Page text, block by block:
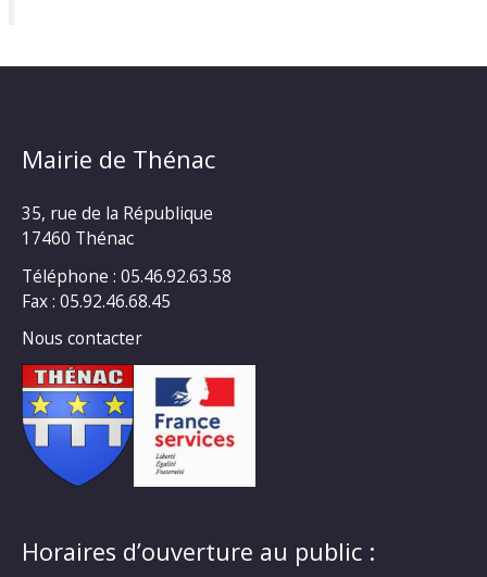
Mairie de Thénac
35, rue de la République
17460 Thénac
Téléphone : 05.46.92.63.58
Fax : 05.92.46.68.45
Nous contacter
Horaires d’ouverture au public :